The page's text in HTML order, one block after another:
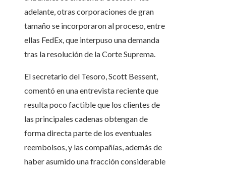
adelante, otras corporaciones de gran
tamaño se incorporaron al proceso, entre
ellas FedEx, que interpuso una demanda
tras la resolución de la Corte Suprema.
El secretario del Tesoro, Scott Bessent,
comentó en una entrevista reciente que
resulta poco factible que los clientes de
las principales cadenas obtengan de
forma directa parte de los eventuales
reembolsos, y las compañías, además de
haber asumido una fracción considerable